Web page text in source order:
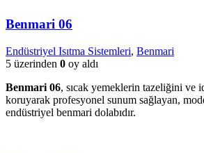
Benmari 06
Endüstriyel Isıtma Sistemleri, Benmari
5 üzerinden 0 oy aldı
Benmari 06, sıcak yemeklerin tazeliğini ve
koruyarak profesyonel sunum sağlayan,
endüstriyel benmari dolabıdır.